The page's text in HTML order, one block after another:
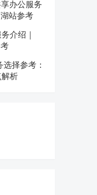
办公服务
站参考
介绍｜
择参考：
析